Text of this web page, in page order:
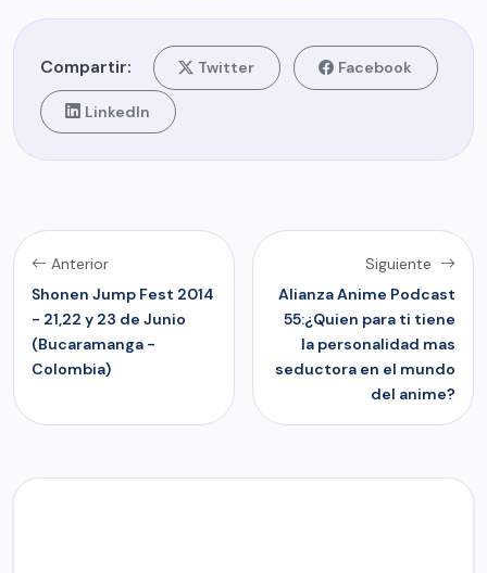
Compartir: Twitter Facebook
LinkedIn
Anterior
Shonen Jump Fest 2014
- 21,22 y 23 de Junio
(Bucaramanga -
Colombia)
Siguiente
Alianza Anime Podcast
55:¿Quien para ti tiene
la personalidad mas
seductora en el mundo
del anime?